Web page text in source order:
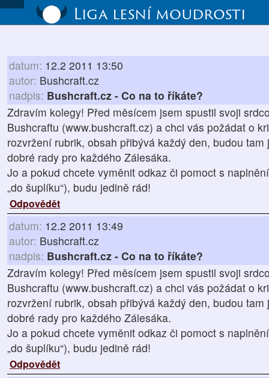
Liga lesní moudrosti
datum: 12.2 2011 13:50
autor: Bushcraft.cz
nadpis: Bushcraft.cz - Co na to říkáte?
Zdravím kolegy! Před měsícem jsem spustil svoji
Bushcraftu (www.bushcraft.cz) a chci vás požádat o
rozvržení rubrik, obsah přibývá každý den, budou
dobré rady pro každého Zálesáka.
Jo a pokud chcete vyměnit odkaz či pomoct s
„do šuplíku“), budu jedině rád!
Odpovědět
datum: 12.2 2011 13:49
autor: Bushcraft.cz
nadpis: Bushcraft.cz - Co na to říkáte?
Zdravím kolegy! Před měsícem jsem spustil svoji
Bushcraftu (www.bushcraft.cz) a chci vás požádat o
rozvržení rubrik, obsah přibývá každý den, budou
dobré rady pro každého Zálesáka.
Jo a pokud chcete vyměnit odkaz či pomoct s
„do šuplíku“), budu jedině rád!
Odpovědět